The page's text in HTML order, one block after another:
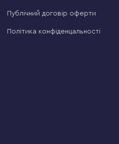
Публічний договір оферти
Політика конфіденцальності